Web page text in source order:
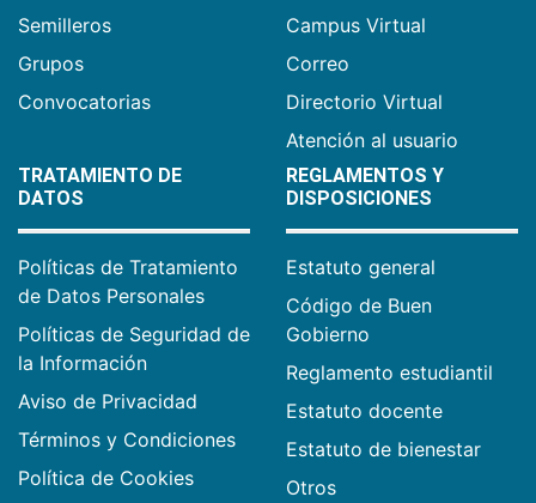
Semilleros
Grupos
Convocatorias
Campus Virtual
Correo
Directorio Virtual
Atención al usuario
TRATAMIENTO DE
DATOS
Políticas de Tratamiento
de Datos Personales
Políticas de Seguridad de
la Información
Aviso de Privacidad
Términos y Condiciones
Política de Cookies
REGLAMENTOS Y
DISPOSICIONES
Estatuto general
Código de Buen
Gobierno
Reglamento estudiantil
Estatuto docente
Estatuto de bienestar
Otros